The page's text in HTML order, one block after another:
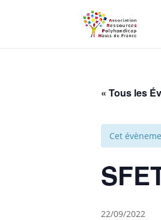
« Tous les
Cet
22/09/2022